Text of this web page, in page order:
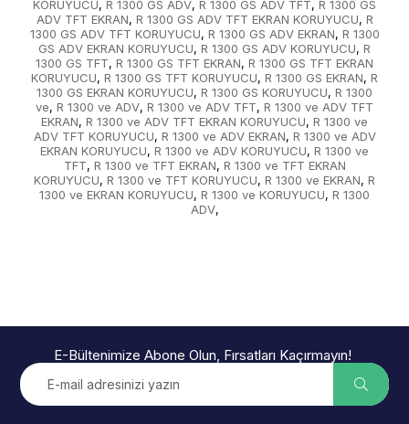
KORUYUCU, R 1300 GS ADV, R 1300 GS ADV TFT, R 1300 GS
ADV TFT EKRAN, R 1300 GS ADV TFT EKRAN KORUYUCU, R
1300 GS ADV TFT KORUYUCU, R 1300 GS ADV EKRAN, R 1300
GS ADV EKRAN KORUYUCU, R 1300 GS ADV KORUYUCU, R
1300 GS TFT, R 1300 GS TFT EKRAN, R 1300 GS TFT EKRAN
KORUYUCU, R 1300 GS TFT KORUYUCU, R 1300 GS EKRAN, R
1300 GS EKRAN KORUYUCU, R 1300 GS KORUYUCU, R 1300
ve, R 1300 ve ADV, R 1300 ve ADV TFT, R 1300 ve ADV TFT
EKRAN, R 1300 ve ADV TFT EKRAN KORUYUCU, R 1300 ve
ADV TFT KORUYUCU, R 1300 ve ADV EKRAN, R 1300 ve ADV
EKRAN KORUYUCU, R 1300 ve ADV KORUYUCU, R 1300 ve
TFT, R 1300 ve TFT EKRAN, R 1300 ve TFT EKRAN
KORUYUCU, R 1300 ve TFT KORUYUCU, R 1300 ve EKRAN, R
1300 ve EKRAN KORUYUCU, R 1300 ve KORUYUCU, R 1300
ADV,
E-Bültenimize Abone Olun, Fırsatları Kaçırmayın!